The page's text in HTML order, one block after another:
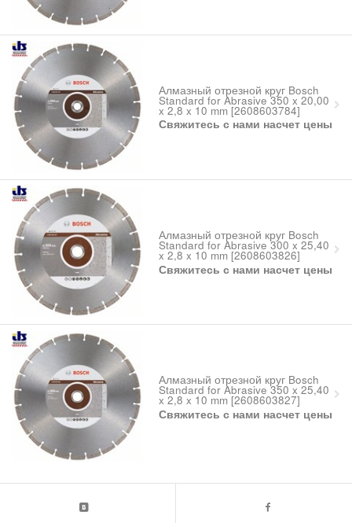
Алмазный отрезной круг Bosch
Standard for Abrasive 350 x 20,00
x 2,8 x 10 mm [2608603784]
Свяжитесь с нами насчет цены
Алмазный отрезной круг Bosch
Standard for Abrasive 300 x 25,40
x 2,8 x 10 mm [2608603826]
Свяжитесь с нами насчет цены
Алмазный отрезной круг Bosch
Standard for Abrasive 350 x 25,40
x 2,8 x 10 mm [2608603827]
Свяжитесь с нами насчет цены